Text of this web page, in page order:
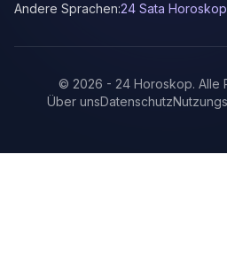
Andere Sprachen:24 Sata Horoskop
© 2026 - 24 Horoskop. Alle
Über unsDatenschutz